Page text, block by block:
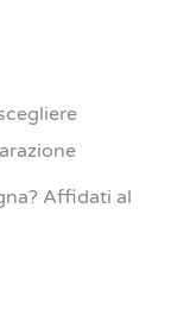
Affidati al